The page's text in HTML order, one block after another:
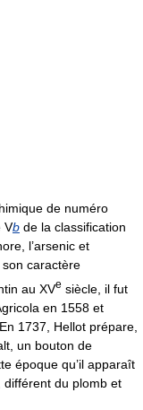
de numéro
Vb de la classification
l’arsenic et
son caractère
au XVe siècle, il fut
en 1558 et
En 1737, Hellot prépare,
un bouton de
époque qu’il apparaît
différent du plomb et